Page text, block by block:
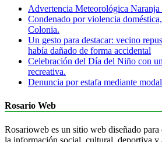
Advertencia Meteorológica
Condenado por violencia
Colonia.
Un gesto para destacar: vecino
había dañado de forma accidental
Celebración del Día del Niño con
recreativa.
Denuncia por estafa mediante
Rosario Web
Rosarioweb es un sitio web diseñado
la información social, cultural, deportiva y